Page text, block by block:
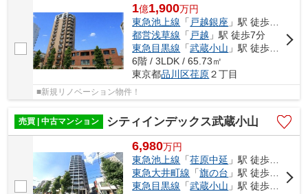
1億1,900万円
東急池上線 「 戸越銀座 」駅 徒歩4分
都営浅草線 「 戸越 」駅 徒歩7分
東急目黒線 「武蔵小山 」駅 徒歩12分
6階 / 3LDK / 65.73㎡
東京都品川区荏原２丁目
■新規リノベーション物件！
売買 | 中古マンション シティインデックス武蔵小山
6,980万円
東急池上線 「荏原中延 」駅 徒歩9分
東急大井町線 「旗の台 」駅 徒歩11分
東急目黒線 「武蔵小山 」駅 徒歩14分